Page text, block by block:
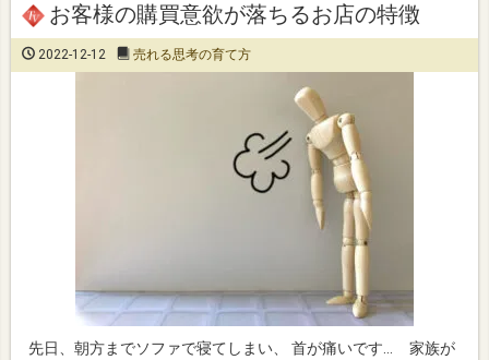
お客様の購買意欲が落ちるお店の特徴
2022-12-12 売れる思考の育て方
先日、朝方までソファで寝てしまい、 首が痛いです… 家族が